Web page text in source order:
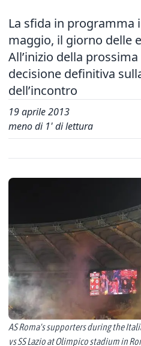
La sfida in programma
maggio, il giorno delle
All’inizio della
decisione definitiva
dell’incontro
19 aprile 2013
meno di 1' di lettura
AS Roma's supporters during the
vs SS Lazio at Olimpico stadium in